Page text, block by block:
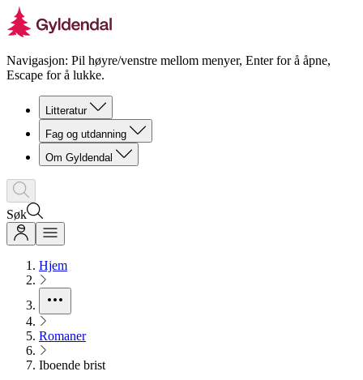
Navigasjon: Pil høyre/venstre mellom menyer, Enter for å åpne,
Escape for å lukke.
Litteratur
Fag og utdanning
Om Gyldendal
Søk
Hjem
Romaner
Iboende brist